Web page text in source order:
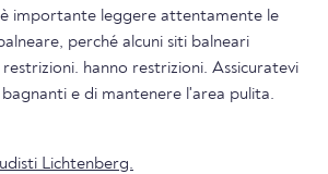
è importante leggere attentamente le
perché alcuni siti balneari
hanno restrizioni. Assicuratevi
e di mantenere l'area pulita.
Lichtenberg.